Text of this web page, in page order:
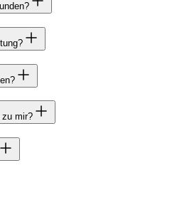
zu mir?